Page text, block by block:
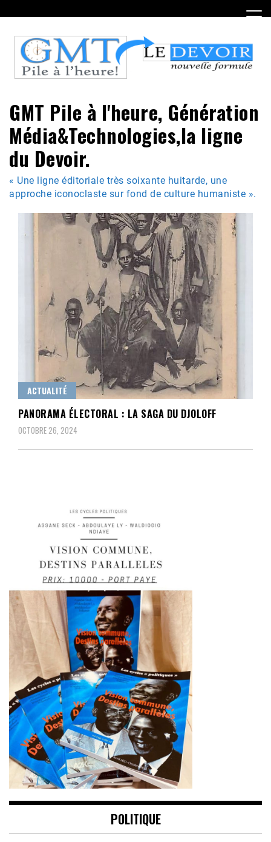
to
content
GMT Pile à l'heure, Génération
Média&Technologies,la ligne
du Devoir.
« Une ligne éditoriale très soixante huitarde, une
approche iconoclaste sur fond de culture humaniste ».
ACTUALITÉ
PANORAMA ÉLECTORAL : LA SAGA DU DJOLOFF
OCTOBRE 26, 2024
POLITIQUE